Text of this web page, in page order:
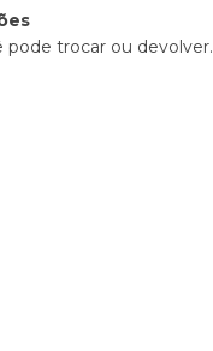
pode trocar ou devolver.